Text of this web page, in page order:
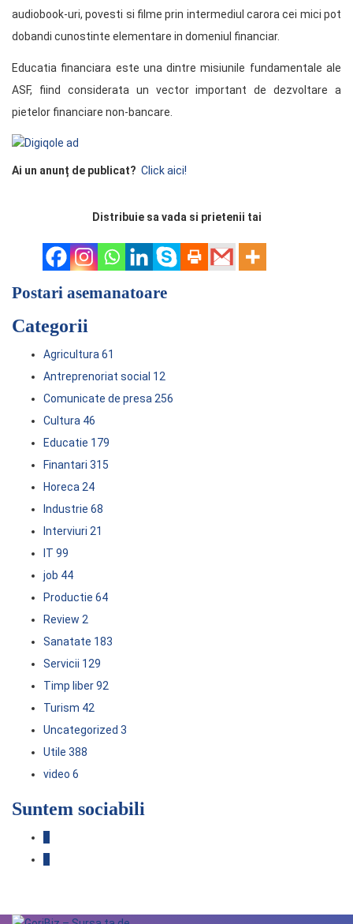
audiobook-uri, povesti si filme prin intermediul carora cei mici pot
dobandi cunostinte elementare in domeniul financiar.
Educatia financiara este una dintre misiunile fundamentale ale
ASF, fiind considerata un vector important de dezvoltare a
pietelor financiare non-bancare.
Ai un anunț de publicat? Click aici!
Distribuie sa vada si prietenii tai
Postari asemanatoare
Categorii
Agricultura61
Antreprenoriat social 12
Comunicate de presa256
Cultura 46
Educatie 179
Finantari 315
Horeca24
Industrie 68
Interviuri 21
IT 99
job 44
Productie 64
Review 2
Sanatate 183
Servicii 129
Timp liber92
Turism 42
Uncategorized 3
Utile 388
video 6
Suntem sociabili